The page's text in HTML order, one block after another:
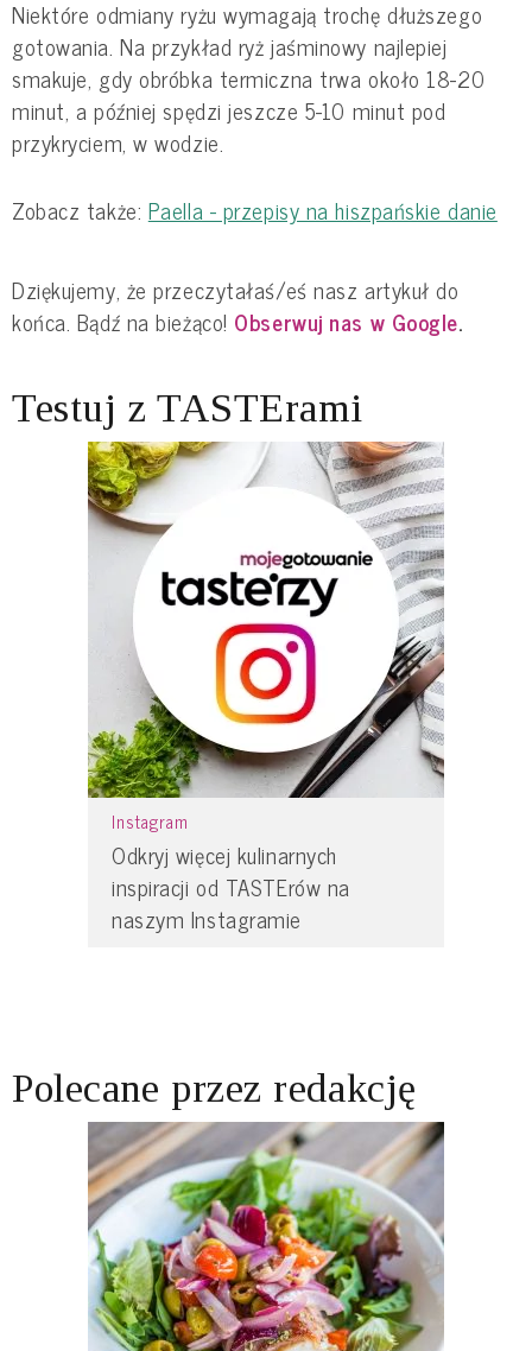
Niektóre odmiany ryżu wymagają trochę dłuższego
gotowania. Na przykład ryż jaśminowy najlepiej
smakuje, gdy obróbka termiczna trwa około 18-20
minut, a później spędzi jeszcze 5-10 minut pod
przykryciem, w wodzie.
Zobacz także: Paella - przepisy na hiszpańskie danie
Dziękujemy, że przeczytałaś/eś nasz artykuł do
końca. Bądź na bieżąco! Obserwuj nas w Google.
Testuj z TASTErami
Instagram
Odkryj więcej kulinarnych
inspiracji od TASTErów na
naszym Instagramie
Polecane przez redakcję